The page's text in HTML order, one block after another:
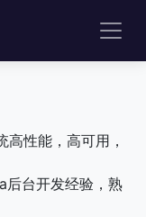
性能，高可用，
后台开发经验，熟